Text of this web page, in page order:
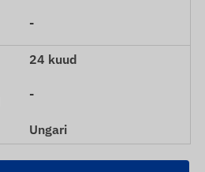
-
24 kuud
-
Ungari